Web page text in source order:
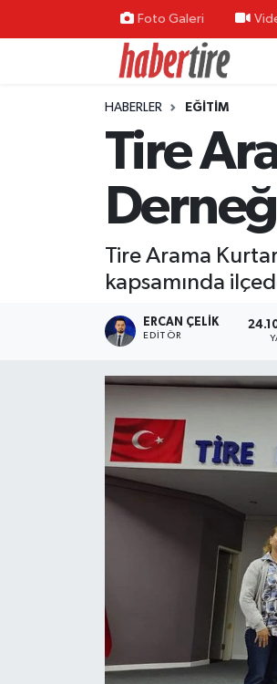
Foto Galeri
HABERLER EĞİTİM
Tire
Tire Arama
kapsamında
ERCAN ÇELIK
EDITÖR
Tire Nöbetçi Eczaneler
Tire Hava Durumu
Tire Trafik Yoğunluk Haritası
Süper Lig Puan Durumu ve
Tüm Manşetler
Haber Arşivi